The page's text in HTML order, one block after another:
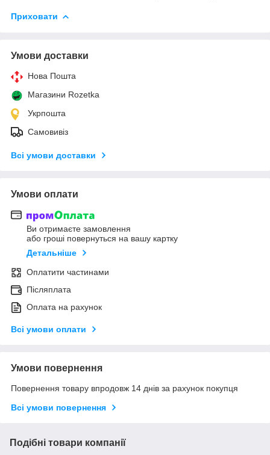
Приховати
Умови доставки
Нова Пошта
Магазини Rozetka
Укрпошта
Самовивіз
Всі умови доставки
Умови оплати
Ви отримаєте замовлення
або гроші повернуться на вашу картку
Детальніше
Оплатити частинами
Післяплата
Оплата на рахунок
Всі умови оплати
Умови повернення
Повернення товару впродовж 14 днів за рахунок покупця
Всі умови повернення
Подібні товари компанії